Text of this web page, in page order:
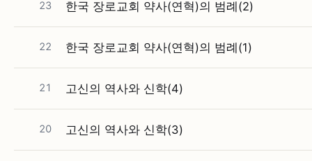
23 한국 장로교회 약사(연혁)의 범례(2)
22 한국 장로교회 약사(연혁)의 범례(1)
21 고신의 역사와 신학(4)
20 고신의 역사와 신학(3)